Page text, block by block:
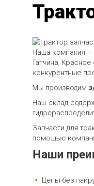
Наша компания –
Гатчина,
конкурентные
Мы производим
Наш склад
Запчасти для
помощью
Наши
Цены без